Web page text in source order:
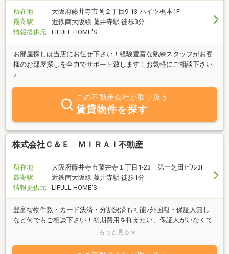
所在地
大阪府藤井寺市岡２丁目9-13-ハイツ梶本1F
最寄駅
近鉄南大阪線 藤井寺駅 徒歩3分
情報提供元
LIFULL HOME'S
お部屋探しは当店にお任せ下さい！経験豊富な熟練スタッフがお客
様のお部屋探しを全力でサポート致します！お気軽にご相談下さい
♪
この不動産会社が取り扱う
賃貸物件を探す
株式会社Ｃ＆Ｅ ＭＩＲＡＩ不動産
所在地
大阪府藤井寺市藤井寺１丁目1-23 第一芝田ビル3F
最寄駅
近鉄南大阪線 藤井寺駅 徒歩1分
情報提供元
LIFULL HOME'S
豊富な物件数・カード決済・分割決済も可能♪外国籍・保証人無し
など何でもご相談下さい！初期費用を抑えたい、保証人がいなくて
困っている、初めての引越しでよく分からない等、安心しておまか
もっと見る